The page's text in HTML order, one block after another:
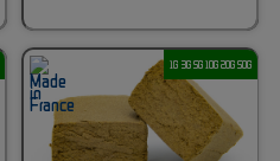
1G 3G 5G 10G 20G 50G